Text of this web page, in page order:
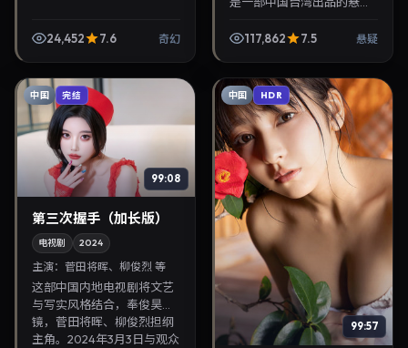
24,452 7.6 奇幻
武、李善均等主演，2024年
117,862 7.5 悬疑
中国 完结
99:08
第三次握手（加长版）
电视剧 2024
主演： 菅田将晖、柳俊烈 等
这部中国内地电视剧将文艺
与写实风格结合，奉俊昊掌
镜，菅田将晖、柳俊烈担纲
主角。2024年3月3日与观众
中国 HDR
99:57